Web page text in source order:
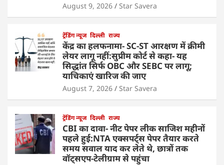
August 9, 2026 Star Savera
ट्रेंडिंग न्यूज दिल्ली राज्य
केंद्र का हलफनामा- SC-ST आरक्षण में क्रीमी
लेयर लागू नहीं:सुप्रीम कोर्ट से कहा- यह
सिद्धांत सिर्फ OBC और SEBC पर लागू;
याचिकाएं खारिज की जाए
August 7, 2026 Star Savera
ट्रेंडिंग न्यूज दिल्ली राज्य
CBI का दावा- नीट पेपर लीक साजिश महीनों
पहले हुई:NTA एक्सपर्ट्स पेपर तैयार करते
समय सवाल याद कर लेते थे, छात्रों तक
वॉट्सएप-टेलीग्राम से पहुंचा